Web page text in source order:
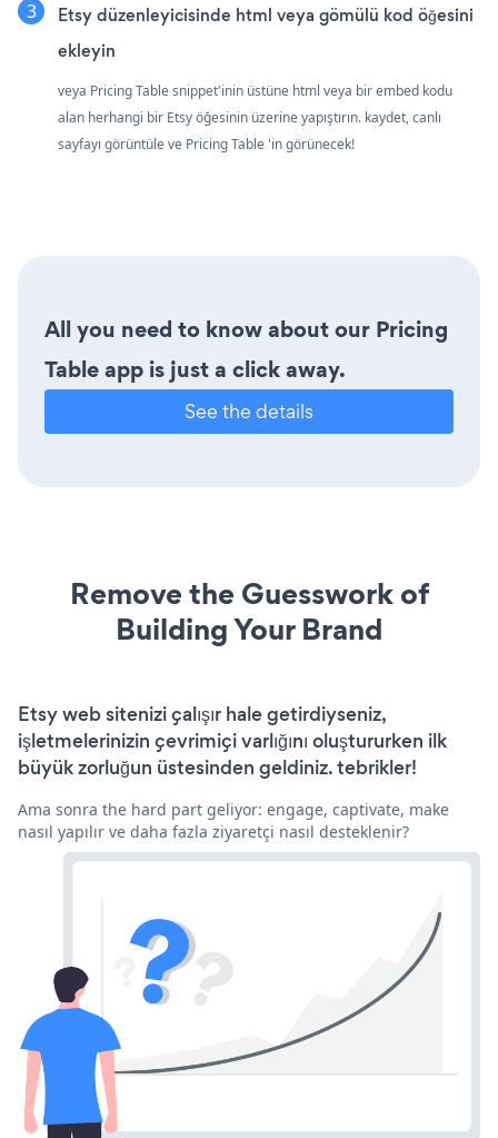
Etsy düzenleyicisinde html veya gömülü kod öğesini
ekleyin
veya Pricing Table snippet'inin üstüne html veya bir embed kodu
alan herhangi bir Etsy öğesinin üzerine yapıştırın. kaydet, canlı
sayfayı görüntüle ve Pricing Table 'in görünecek!
All you need to know about our Pricing
Table app is just a click away.
See the details
Remove the Guesswork of
Building Your Brand
Etsy web sitenizi çalışır hale getirdiyseniz,
işletmelerinizin çevrimiçi varlığını oluştururken ilk
büyük zorluğun üstesinden geldiniz. tebrikler!
Ama sonra the hard part geliyor: engage, captivate, make
nasıl yapılır ve daha fazla ziyaretçi nasıl desteklenir?